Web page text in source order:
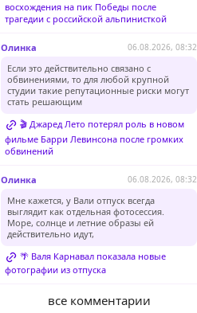
восхождения на пик Победы после
трагедии с российской альпинисткой
Олинка 06.08.2026, 08:32
Если это действительно связано с
обвинениями, то для любой крупной
студии такие репутационные риски могут
стать решающим
🎬 Джаред Лето потерял роль в новом
фильме Барри Левинсона после громких
обвинений
Олинка 06.08.2026, 08:32
Мне кажется, у Вали отпуск всегда
выглядит как отдельная фотосессия.
Море, солнце и летние образы ей
действительно идут,
🌴 Валя Карнавал показала новые
фотографии из отпуска
все комментарии